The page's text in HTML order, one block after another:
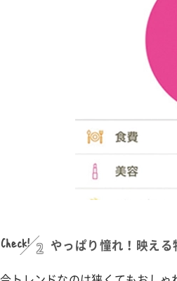
Check! 2 やっぱり憧れ！映え